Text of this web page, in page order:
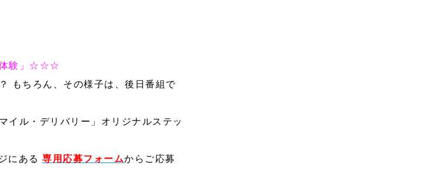
体験」☆☆☆
もちろん、その様子は、後日番組で
イル・デリバリー」オリジナルステッ
にある 専用応募フォームからご応募